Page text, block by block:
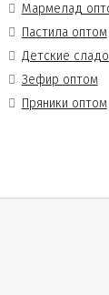
Мармелад
Пастила оптом
Детские
Зефир оптом
Пряники оптом